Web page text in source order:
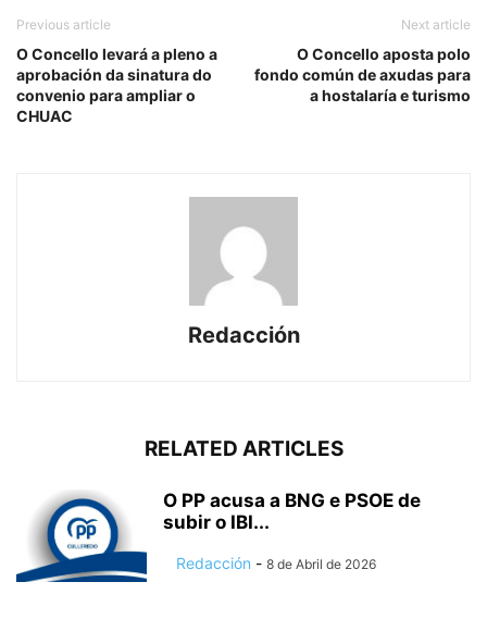
Previous article
O Concello levará a pleno a
aprobación da sinatura do
convenio para ampliar o
CHUAC
Next article
O Concello aposta polo
fondo común de axudas para
a hostalaría e turismo
Redacción
RELATED ARTICLES
O PP acusa a BNG e PSOE de
subir o IBI...
Redacción - 8 de Abril de 2026